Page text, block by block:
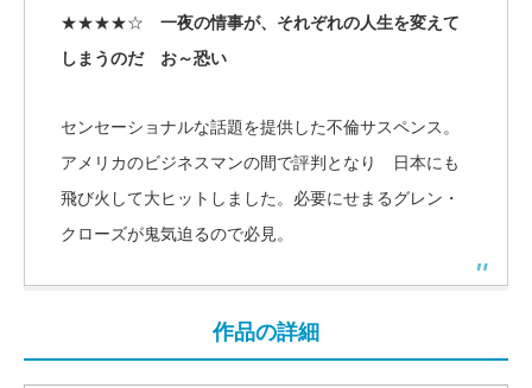
★★★★☆ 一夜の情事が、それぞれの人生を変えて
しまうのだ お～恐い
センセーショナルな話題を提供した不倫サスペンス。
アメリカのビジネスマンの間で評判となり 日本にも
飛び火して大ヒットしました。必要にせまるグレン・
クローズが鬼気迫るので必見。
作品の詳細